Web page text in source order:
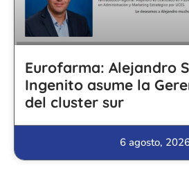
Eurofarma: Alejandro
Ingenito asume la
del cluster sur
6 agosto,